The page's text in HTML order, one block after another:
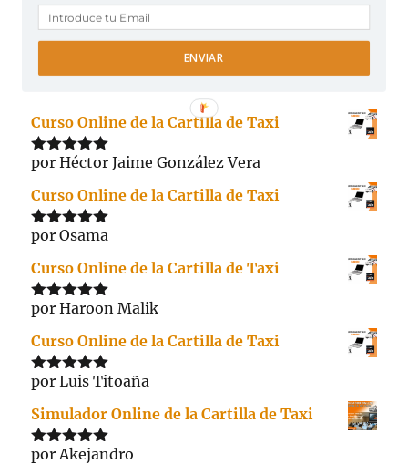
VALORACIONES RECIENTES
Curso Online de la Cartilla de Taxi
Valorado
por Héctor Jaime González Vera
Curso Online de la Cartilla de Taxi
Valorado
por Osama
Curso Online de la Cartilla de Taxi
Valorado
por Haroon Malik
Curso Online de la Cartilla de Taxi
Valorado
por Luis Titoaña
Simulador Online de la Cartilla de Taxi
Valorado
por Akejandro
ENVIAR